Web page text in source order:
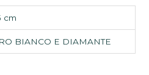
cm
BIANCO E DIAMANTE